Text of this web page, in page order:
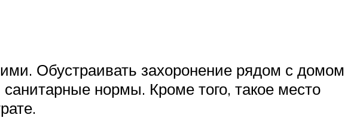
Обустраивать захоронение рядом с домом
нормы. Кроме того, такое место